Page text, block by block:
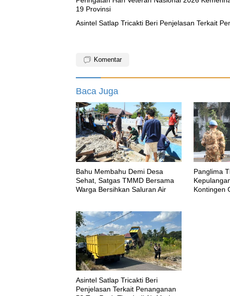
19 Provinsi
Asintel Satlap Tricakti Beri Penjelasan Terkait
Komentar
Baca Juga
Bahu Membahu Demi Desa
Sehat, Satgas TMMD Bersama
Warga Bersihkan Saluran Air
Panglima
Kontingen
Asintel Satlap Tricakti Beri
Penjelasan Terkait Penanganan